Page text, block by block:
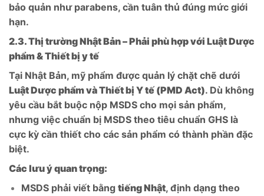
bảo quản như parabens, cần tuân thủ đúng mức giới
hạn.
2.3. Thị trường Nhật Bản – Phải phù hợp với Luật Dược
phẩm & Thiết bị y tế
Tại Nhật Bản, mỹ phẩm được quản lý chặt chẽ dưới
Luật Dược phẩm và Thiết bị Y tế (PMD Act). Dù không
yêu cầu bắt buộc nộp MSDS cho mọi sản phẩm,
nhưng việc chuẩn bị MSDS theo tiêu chuẩn GHS là
cực kỳ cần thiết cho các sản phẩm có thành phần đặc
biệt.
Các lưu ý quan trọng:
MSDS phải viết bằng tiếng Nhật, định dạng theo